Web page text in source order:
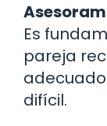
Es
pareja
difícil.